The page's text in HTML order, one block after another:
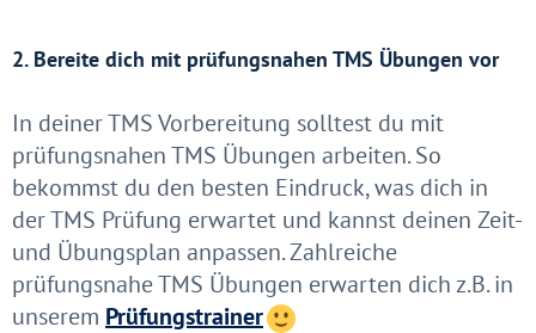
2. Bereite dich mit prüfungsnahen TMS Übungen vor
In deiner TMS Vorbereitung solltest du mit
prüfungsnahen TMS Übungen arbeiten. So
bekommst du den besten Eindruck, was dich in
der TMS Prüfung erwartet und kannst deinen Zeit-
und Übungsplan anpassen. Zahlreiche
prüfungsnahe TMS Übungen erwarten dich z.B. in
unserem Prüfungstrainer